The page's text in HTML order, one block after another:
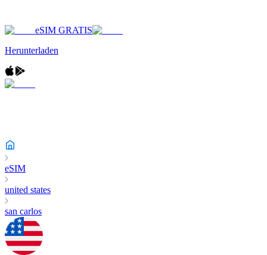
eSIM GRATIS
Herunterladen
eSIM
united states
san carlos